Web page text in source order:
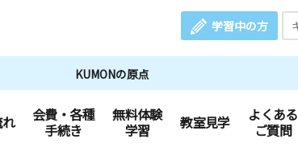
学習中の方
KUMONの原点
会費・各種
手続き
無料体験
学習
教室見学
よくある
ご質問